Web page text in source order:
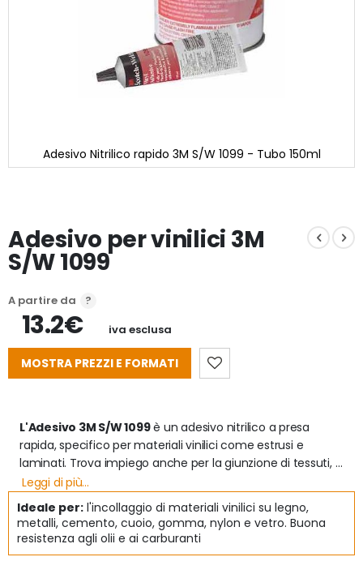
Adesivo Nitrilico rapido 3M S/W 1099 - Tubo 150ml
di
immagini
Adesivo per vinilici 3M
S/W 1099
A partire da
13.2€ iva esclusa
MOSTRA PREZZI E FORMATI
L'Adesivo 3M S/W 1099 è un adesivo nitrilico a presa
rapida, specifico per materiali vinilici come estrusi e
laminati. Trova impiego anche per la giunzione di tessuti,
schiume e materie plastiche flessibili.
Questo adesivo è ad essiccamento rapido con buona
resistenza alla migrazione dei plastificanti. Essicca
rapidamente e permette incollaggi resistenti alle
condizioni atmosferiche, all'acqua, all'olio ed a molti
Leggi di più...
Ideale per: l'incollaggio di materiali vinilici su legno,
metalli, cemento, cuoio, gomma, nylon e vetro. Buona
resistenza agli olii e ai carburanti